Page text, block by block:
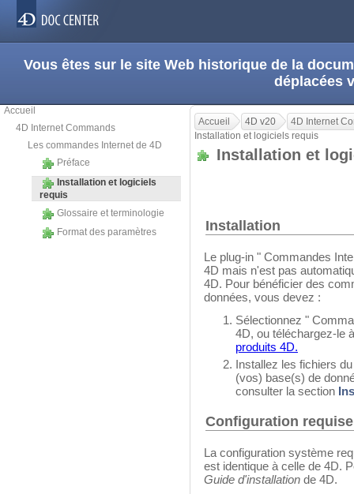
Vous êtes sur le site Web historique de la
déplacées
Accueil
4D Internet Commands
Les commandes Internet de 4D
Préface
Installation et logiciels
requis
Glossaire et terminologie
Format des paramètres
Accueil 4D v20
4D Internet
Installation et logiciels requis
Installation et
Installation
Le plug-in " Commandes
4D mais n'est pas
4D. Pour bénéficier des
données, vous devez :
Sélectionnez "
4D, ou téléchargez-le
produits 4D.
Installez les fichiers
(vos) base(s) de
consulter la section
Configuration requise
La configuration système
est identique à celle de 4D.
Guide d'installation de 4D.